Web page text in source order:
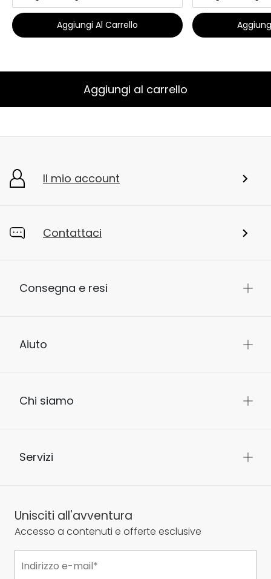
Aggiungi Al Carrello
Aggiungi al carrello
Il mio account
Contattaci
Consegna e resi
Aiuto
Chi siamo
Servizi
Unisciti all'avventura
Accesso a contenuti e offerte esclusive